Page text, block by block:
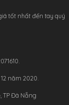
tốt nhất đến tay quý
năm 2020.
TP Đà Nẵng